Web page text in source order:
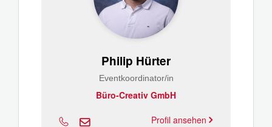
Philip Hürter
Eventkoordinator/in
Büro-Creativ GmbH
Profil ansehen